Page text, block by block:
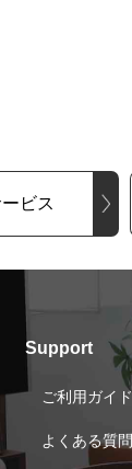
ビス
Support
ご利用ガイド
よくある質問